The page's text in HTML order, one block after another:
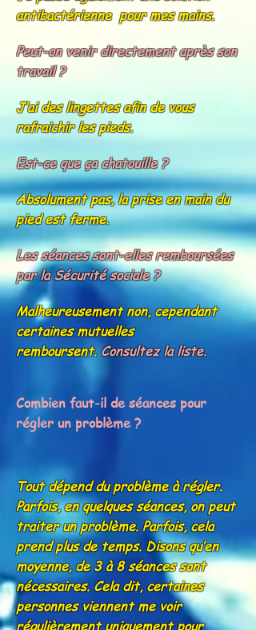
antibactérienne pour mes mains.
Peut-on venir directement après son
travail ?
J’ai des lingettes afin de vous
rafraichir les pieds.
Est-ce que ça chatouille ?
Absolument pas, la prise en main du
pied est ferme.
Les séances sont-elles remboursées
par la Sécurité sociale ?
Malheureusement non, cependant
certaines mutuelles
remboursent.Consultez la liste.
Combien faut-il de séances pour
régler un problème ?
Tout dépend du problème à régler.
Parfois, en quelques séances, on peut
traiter un problème. Parfois, cela
prend plus de temps. Disons qu’en
moyenne, de 3 à 8 séances sont
nécessaires. Cela dit, certaines
personnes viennent me voir
régulièrement uniquement pour